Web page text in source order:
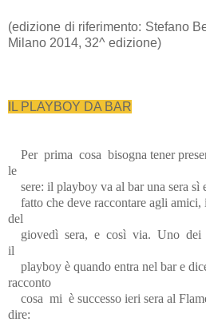
(edizione di riferimento: Stefano
Milano 2014, 32^ edizione)
IL PLAYBOY DA BAR
Per prima cosa bisogna tener
le
sere: il playboy va al bar una sera sì
fatto che deve raccontare agli
del
giovedì sera, e così via. Uno dei
il
playboy è quando entra nel bar e
racconto
cosa mi è successo ieri sera al
dire: